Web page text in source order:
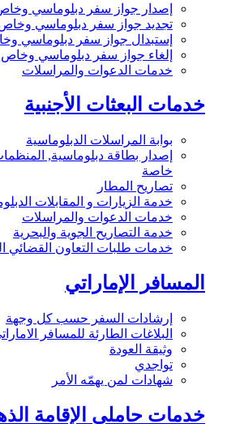
إصدار جواز سفر دبلوماسي
تجديد جواز سفر دبلوماسي
إستبدال جواز سفر دبلوماسي
إلغاء جواز سفر دبلوماسي
خدمات الدعوات والمراسلات
خدمات البعثات الأجنبية
بوابة المراسلات الدبلوماسية
إصدار بطاقة دبلوماسية,
خاصة
تصاريح المطار
خدمة الزيارات و المقابلات
خدمات الدعوات والمراسلات
خدمة التصاريح الجوية والبحرية
خدمات طلبات التعاون القضائي
المسافر الإماراتي
إرشادات السفر حسب كل وجهة
البلاغات الطارئة للمسافر
وثيقة العودة
تواجدي
شهادات لمن يهمّه الأمر
خدمات حاملي الإقامة